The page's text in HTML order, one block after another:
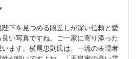
下を見つめる眼差しが深い信頼と愛
い写真ですね。ご一家に寄り添った
います。横尾忠則氏は、一流の表現者